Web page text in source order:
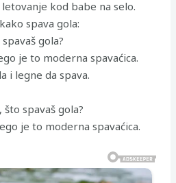
kod babe na selo.
spava gola:
gola?
je to moderna spavaćica.
i legne da spava.
spavaš gola?
je to moderna spavaćica.